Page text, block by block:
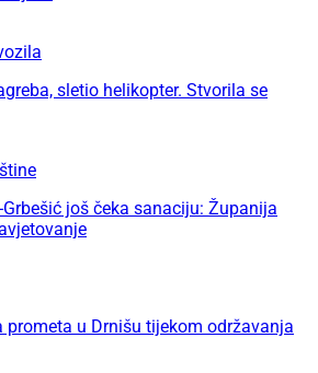
sletio helikopter. Stvorila se
još čeka sanaciju: Županija
prometa u Drnišu tijekom održavanja